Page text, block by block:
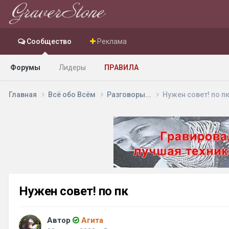
Сообщество
Форумы Лидеры ПРАВИЛА
Реклама
Главная Всё обо Всём Разговоры... Нужен совет! по пк
Нужен совет! по пк
Автор
Агита